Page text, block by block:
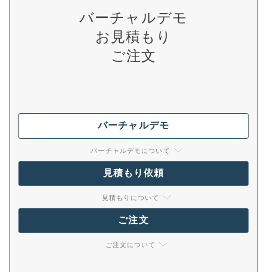
バーチャルデモ
お見積もり
ご注文
バーチャルデモ
バーチャルデモについて
見積もり依頼
見積もりについて
ご注文
ご注文について